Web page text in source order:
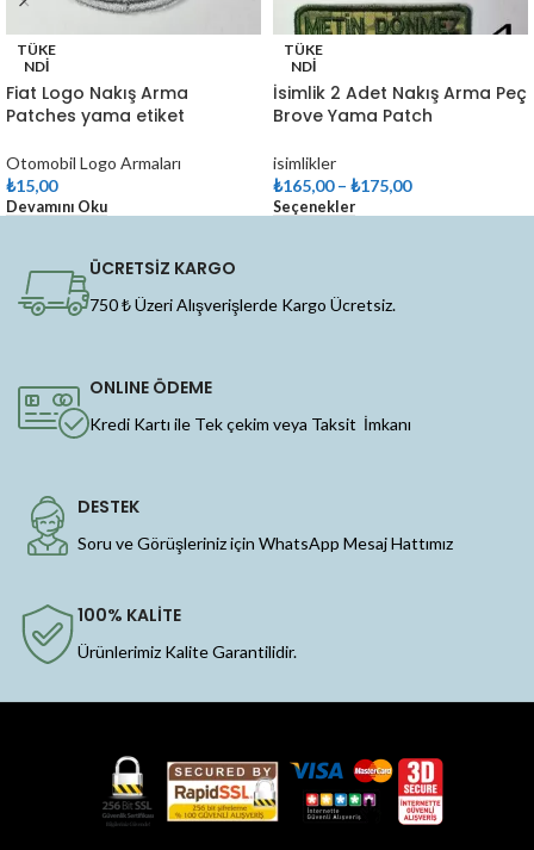
TÜKE
NDI
Fiat Logo Nakış Arma
Patches yama etiket
Otomobil Logo Armaları
₺15,00
Devamını Oku
TÜKE
NDI
İsimlik 2 Adet Nakış Arma Peç
Brove Yama Patch
isimlikler
₺165,00 – ₺175,00
Seçenekler
ÜCRETSİZ KARGO
750 ₺ Üzeri Alışverişlerde Kargo Ücretsiz.
ONLINE ÖDEME
Kredi Kartı ile Tek çekim veya Taksit İmkanı
DESTEK
Soru ve Görüşleriniz için WhatsApp Mesaj Hattımız
100% KALİTE
Ürünlerimiz Kalite Garantilidir.